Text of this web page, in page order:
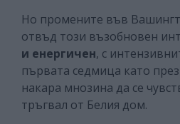
Но промените във
отвъд този възобновен
и енергичен, с
първата седмица като
накара мнозина да се
тръгвал от Белия дом.